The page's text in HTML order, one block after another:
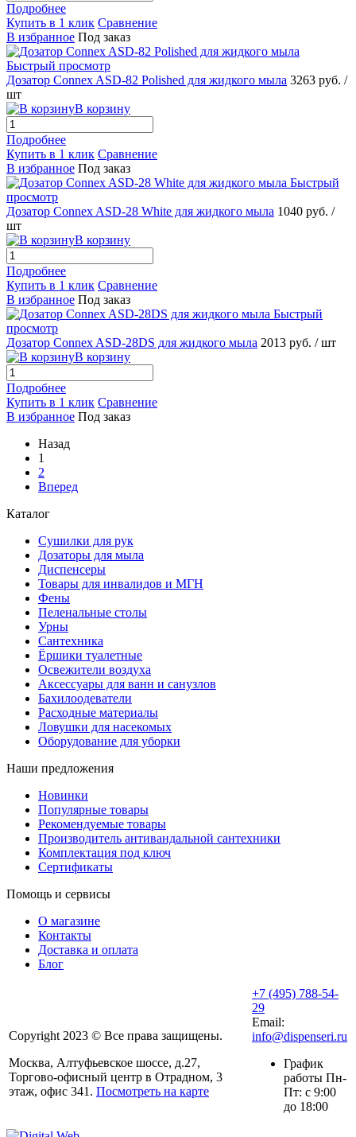
Подробнее
Купить в 1 клик Сравнение
В избранное Под заказ
Быстрый просмотр
Дозатор Connex ASD-82 Polished для жидкого мыла 3263 руб. /
шт
В корзину
Подробнее
Купить в 1 клик Сравнение
В избранное Под заказ
Быстрый
просмотр
Дозатор Connex ASD-28 White для жидкого мыла 1040 руб. /
шт
В корзину
Подробнее
Купить в 1 клик Сравнение
В избранное Под заказ
Быстрый
просмотр
Дозатор Connex ASD-28DS для жидкого мыла 2013 руб. / шт
В корзину
Подробнее
Купить в 1 клик Сравнение
В избранное Под заказ
Назад
1
2
Вперед
Каталог
Сушилки для рук
Дозаторы для мыла
Диспенсеры
Товары для инвалидов и МГН
Фены
Пеленальные столы
Урны
Сантехника
Ёршики туалетные
Освежители воздуха
Аксессуары для ванн и санузлов
Бахилоодеватели
Расходные материалы
Ловушки для насекомых
Оборудование для уборки
Наши предложения
Новинки
Популярные товары
Рекомендуемые товары
Производитель антивандальной сантехники
Комплектация под ключ
Сертификаты
Помощь и сервисы
О магазине
Контакты
Доставка и оплата
Блог
Copyright 2023 © Все права защищены.
Москва, Алтуфьевское шоссе, д.27,
Торгово-офисный центр в Отрадном, 3
этаж, офис 341. Посмотреть на карте
+7 (495) 788-54-
29
Email:
info@dispenseri.ru
График
работы Пн-
Пт: с 9:00
до 18:00